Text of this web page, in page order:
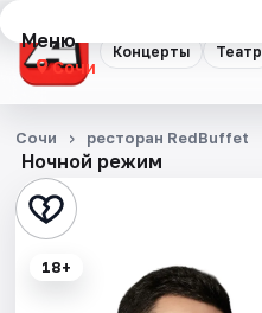
Концерты Театр
Меню
Сочи
Концерты
Театр
Стендап
Ночной режим
Сочи ресторан RedBuffet
18+